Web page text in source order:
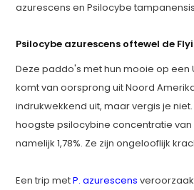
azurescens en Psilocybe
Psilocybe azurescens oftewel de
Deze paddo's met hun mooie op een
komt van oorsprong uit Noord
indrukwekkend uit, maar vergis je
hoogste psilocybine concentratie
namelijk 1,78%. Ze zijn ongelooflijk
Een trip metP. azurescens